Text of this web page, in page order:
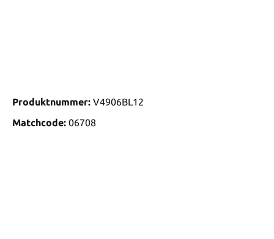
Produktnummer: V4906BL12
Matchcode: 06708